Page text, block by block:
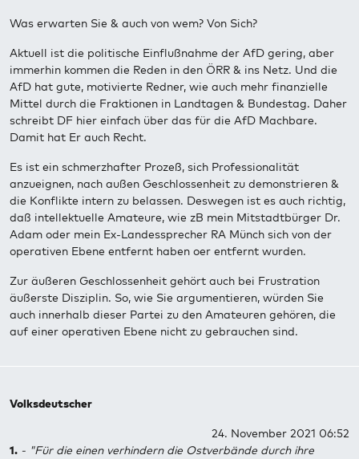
Was erwarten Sie & auch von wem? Von Sich?
Aktuell ist die politische Einflußnahme der AfD gering, aber
immerhin kommen die Reden in den ÖRR & ins Netz. Und die
AfD hat gute, motivierte Redner, wie auch mehr finanzielle
Mittel durch die Fraktionen in Landtagen & Bundestag. Daher
schreibt DF hier einfach über das für die AfD Machbare.
Damit hat Er auch Recht.
Es ist ein schmerzhafter Prozeß, sich Professionalität
anzueignen, nach außen Geschlossenheit zu demonstrieren &
die Konflikte intern zu belassen. Deswegen ist es auch richtig,
daß intellektuelle Amateure, wie zB mein Mitstadtbürger Dr.
Adam oder mein Ex-Landessprecher RA Münch sich von der
operativen Ebene entfernt haben oer entfernt wurden.
Zur äußeren Geschlossenheit gehört auch bei Frustration
äußerste Disziplin. So, wie Sie argumentieren, würden Sie
auch innerhalb dieser Partei zu den Amateuren gehören, die
auf einer operativen Ebene nicht zu gebrauchen sind.
Volksdeutscher
24. November 2021 06:52
1. - "Für die einen verhindern die Ostverbände durch ihre